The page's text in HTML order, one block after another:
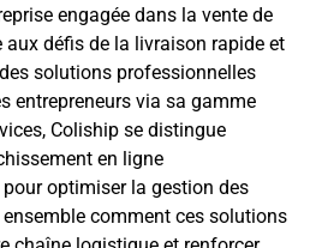
engagée dans la vente de
défis de la livraison rapide et
solutions professionnelles
entrepreneurs via sa gamme
Coliship se distingue
en ligne
optimiser la gestion des
comment ces solutions